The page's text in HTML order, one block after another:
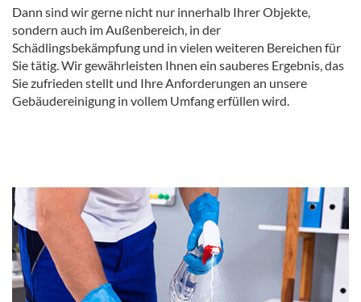
Dann sind wir gerne nicht nur innerhalb Ihrer Objekte,
sondern auch im Außenbereich, in der
Schädlingsbekämpfung und in vielen weiteren Bereichen für
Sie tätig. Wir gewährleisten Ihnen ein sauberes Ergebnis, das
Sie zufrieden stellt und Ihre Anforderungen an unsere
Gebäudereinigung in vollem Umfang erfüllen wird.